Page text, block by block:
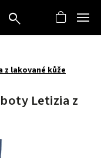
lakované kůže
Letizia z